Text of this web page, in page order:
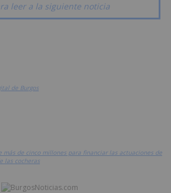
leer a la siguiente noticia
de Burgos
más de cinco millones para financiar las actuaciones de
las cocheras